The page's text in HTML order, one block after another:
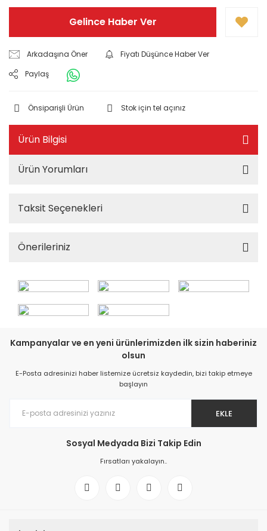
Gelince Haber Ver
Arkadaşına Öner
Fiyatı Düşünce Haber Ver
Paylaş
Önsiparişli Ürün Stok için tel açınız
Ürün Bilgisi
Ürün Yorumları
Taksit Seçenekleri
Önerileriniz
Kampanyalar ve en yeni ürünlerimizden ilk sizin haberiniz
olsun
E-Posta adresinizi haber listemize ücretsiz kaydedin, bizi takip etmeye
başlayın
EKLE
Sosyal Medyada Bizi Takip Edin
Fırsatları yakalayın..